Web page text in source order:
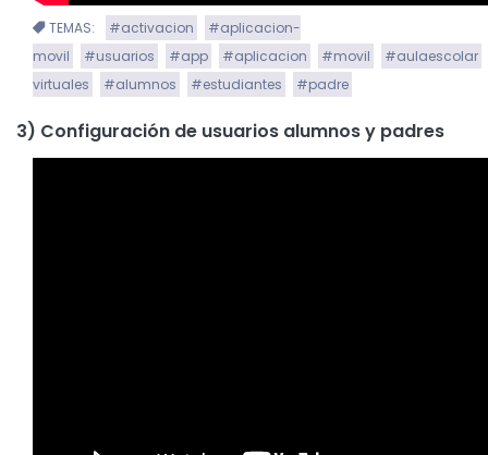
TEMAS: #activacion
#aplicacion-
movil
#usuarios #app #aplicacion #movil
#aulaescolar
virtuales
#alumnos #estudiantes #padre
3) Configuración de usuarios alumnos y padres